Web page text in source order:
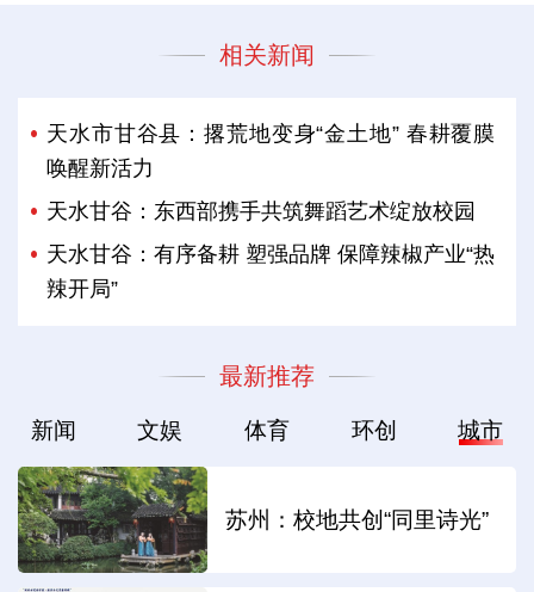
相关新闻
天水市甘谷县：撂荒地变身“金土地” 春耕覆膜
唤醒新活力
天水甘谷：东西部携手共筑舞蹈艺术绽放校园
天水甘谷：有序备耕 塑强品牌 保障辣椒产业“热
辣开局”
最新推荐
新闻 文娱 体育 环创 城市
苏州：校地共创“同里诗光”